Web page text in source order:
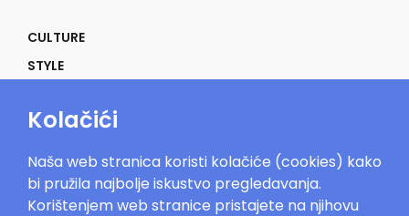
CULTURE
STYLE
POWER
IN THE MOOD
Kolačići
Naša web stranica koristi kolačiće (cookies) kako
bi pružila najbolje iskustvo pregledavanja.
Korištenjem web stranice pristajete na njihovu